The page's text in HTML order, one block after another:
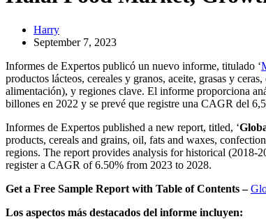
Harry
September 7, 2023
Informes de Expertos publicó un nuevo informe, titulado ‘
productos lácteos, cereales y granos, aceite, grasas y
alimentación), y regiones clave. El informe proporciona
billones en 2022 y se prevé que registre una CAGR del
Informes de Expertos published a new report, titled, ‘
products, cereals and grains, oil, fats and waxes,
regions. The report provides analysis for historical
register a CAGR of 6.50% from 2023 to 2028.
Get a Free Sample Report with Table of Contents –
Los aspectos más destacados del informe incluyen: